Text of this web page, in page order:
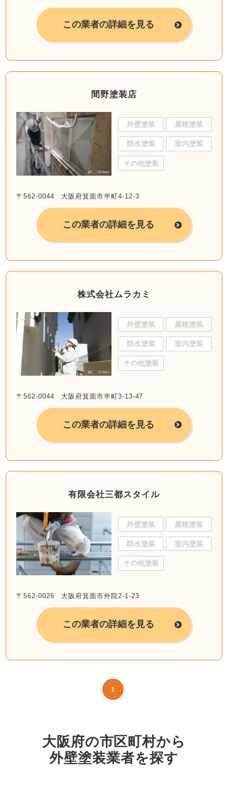
この業者の詳細を見る
間野塗装店
外壁塗装 屋根塗装
防水塗装 室内塗装
その他塗装
〒562-0044 大阪府箕面市半町4-12-3
この業者の詳細を見る
株式会社ムラカミ
外壁塗装 屋根塗装
防水塗装 室内塗装
その他塗装
〒562-0044 大阪府箕面市半町3-13-47
この業者の詳細を見る
有限会社三都スタイル
外壁塗装 屋根塗装
防水塗装 室内塗装
その他塗装
〒562-0026 大阪府箕面市外院2-1-23
この業者の詳細を見る
1
大阪府の市区町村から
外壁塗装業者を探す